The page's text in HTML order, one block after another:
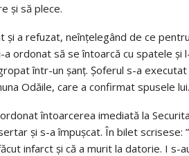
și să plece.
și a refuzat, neînțelegând de ce
ordonat să se întoarcă cu spatele și
într-un șanț. Șoferul s-a
Odăile, care a confirmat spusele lui.
întoarcerea imediată la
și s-a împușcat. În bilet scrisese:
infarct și că a murit la datorie. I s-